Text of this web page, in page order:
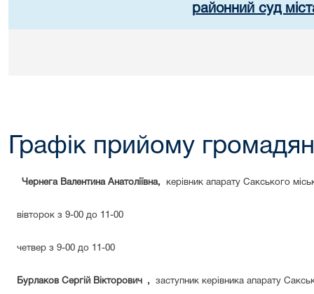
районний суд
Графік прийому громадян
Чернега Валентина Анатоліївна, керівник апарату Сакського
вівторок з 9-00 до 11-00
четвер з 9-00 до 11-00
Бурлаков Сергій Вікторович , заступник керівника апарату